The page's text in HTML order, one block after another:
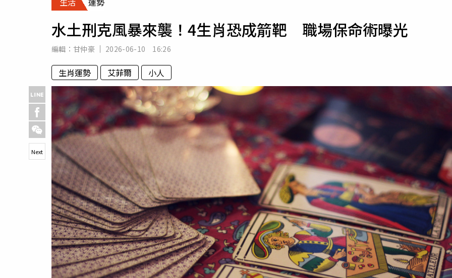
專欄
房產新勢力
運勢
水土刑克風暴來襲！4生肖恐成箭靶 職場保命術曝光
編輯： 甘仲豪 2026-06-10 16:26
生肖運勢 艾菲爾 小人
Next